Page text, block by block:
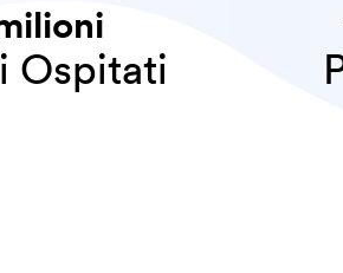
Ospitati